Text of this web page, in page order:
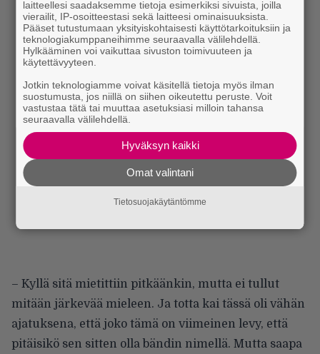
– Kyllä sitä mietittiin pitkäänkin, mutta ei tullut
mitään järkevää mieleen. Ja totta kai tässä oli vähän
ajatuksena, että joko tämä on viimeinen levy, että
pitäisikö sen sitten olla bändin nimellä. Mutta saapa
laitteellesi saadaksemme tietoja esimerkiksi sivuista, joilla
vierailit, IP-osoitteestasi sekä laitteesi ominaisuuksista.
Pääset tutustumaan yksityiskohtaisesti käyttötarkoituksiin ja
teknologiakumppaneihimme seuraavalla välilehdellä.
Hylkääminen voi vaikuttaa sivuston toimivuuteen ja
käytettävyyteen.
Jotkin teknologiamme voivat käsitellä tietoja myös ilman
suostumusta, jos niillä on siihen oikeutettu peruste. Voit
vastustaa tätä tai muuttaa asetuksiasi milloin tahansa
seuraavalla välilehdellä.
Hyväksyn kaikki
Omat valintani
Tietosuojakäytäntömme